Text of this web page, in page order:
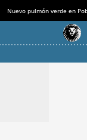
Nuevo pulmón verde en